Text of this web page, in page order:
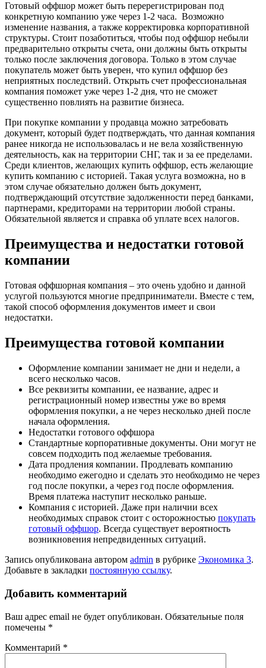
Готовый оффшор может быть перерегистрирован под
конкретную компанию уже через 1-2 часа. Возможно
изменение названия, а также корректировка корпоративной
структуры. Стоит позаботиться, чтобы под оффшор небыли
предварительно открыты счета, они должны быть открыты
только после заключения договора. Только в этом случае
покупатель может быть уверен, что купил оффшор без
неприятных последствий. Открыть счет профессиональная
компания поможет уже через 1-2 дня, что не сможет
существенно повлиять на развитие бизнеса.
При покупке компании у продавца можно затребовать
документ, который будет подтверждать, что данная компания
ранее никогда не использовалась и не вела хозяйственную
деятельность, как на территории СНГ, так и за ее пределами.
Среди клиентов, желающих купить оффшор, есть желающие
купить компанию с историей. Такая услуга возможна, но в
этом случае обязательно должен быть документ,
подтверждающий отсутствие задолженности перед банками,
партнерами, кредиторами на территории любой страны.
Обязательной является и справка об уплате всех налогов.
Преимущества и недостатки готовой
компании
Готовая оффшорная компания – это очень удобно и данной
услугой пользуются многие предприниматели. Вместе с тем,
такой способ оформления документов имеет и свои
недостатки.
Преимущества готовой компании
Оформление компании занимает не дни и недели, а
всего несколько часов.
Все реквизиты компании, ее название, адрес и
регистрационный номер известны уже во время
оформления покупки, а не через несколько дней после
начала оформления.
Недостатки готового оффшора
Стандартные корпоративные документы. Они могут не
совсем подходить под желаемые требования.
Дата продления компании. Продлевать компанию
необходимо ежегодно и сделать это необходимо не через
год после покупки, а через год после оформления.
Время платежа наступит несколько раньше.
Компания с историей. Даже при наличии всех
необходимых справок стоит с осторожностью покупать
готовый оффшор. Всегда существует вероятность
возникновения непредвиденных ситуаций.
Запись опубликована автором admin в рубрике Экономика 3.
Добавьте в закладки постоянную ссылку.
Добавить комментарий
Ваш адрес email не будет опубликован. Обязательные поля
помечены *
Комментарий *